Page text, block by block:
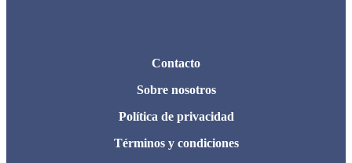
Contacto
Sobre nosotros
Política de privacidad
Términos y condiciones